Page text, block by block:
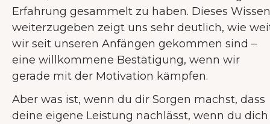
Erfahrung gesammelt zu haben. Dieses Wissen
weiterzugeben zeigt uns sehr deutlich, wie
wir seit unseren Anfängen gekommen sind –
eine willkommene Bestätigung, wenn wir
gerade mit der Motivation kämpfen.
Aber was ist, wenn du dir Sorgen machst, dass
deine eigene Leistung nachlässt, wenn du dich
WILLKOMMEN BEI JUNAI.
Unsere Website verwendet Cookies um
dir das bestmögliche Nutzererlebnis zu